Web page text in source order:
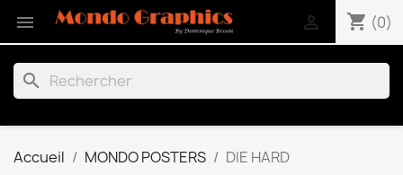
 shopping_cart (0)

search
Accueil MONDO POSTERS DIE HARD